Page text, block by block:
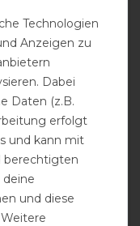
werden
dazu, sind einfach
Technologien
Anzeigen zu
Dabei
Daten (z.B.
erfolgt
und kann mit
berechtigten
deine
und diese